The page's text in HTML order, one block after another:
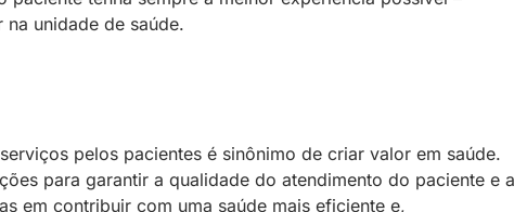
unidade de saúde.
pelos pacientes é sinônimo de criar valor em saúde.
para garantir a qualidade do atendimento do paciente e a
em contribuir com uma saúde mais eficiente e,